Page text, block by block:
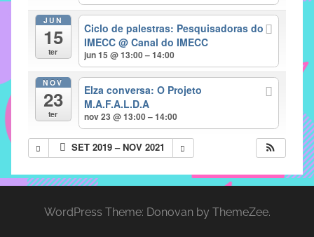
problemas
verificados
instituto,
para
prevenção
JUN
15
ter
Ciclo de palestras: Pesquisadoras do
IMECC@ Canal do IMECC
jun 15 @ 13:00 – 14:00
NOV
23
ter
Elza conversa: O Projeto
M.A.F.A.L.D.A
nov 23 @ 13:00 – 14:00
SET 2019 – NOV 2021
WordPress Theme: Donovan by ThemeZee.